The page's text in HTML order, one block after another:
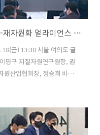
핵심광물 공급망 안정화를 위한 K-재자원화 얼라이언스 출범식
금) 13:30 서울 여의도 글
평구 지질자원연구원장, 권
원산업협회장, 정승희 비철
부회장을 비롯한 관계자
민관 재자원 전문기관 간
업통상자원부 정책뉴스